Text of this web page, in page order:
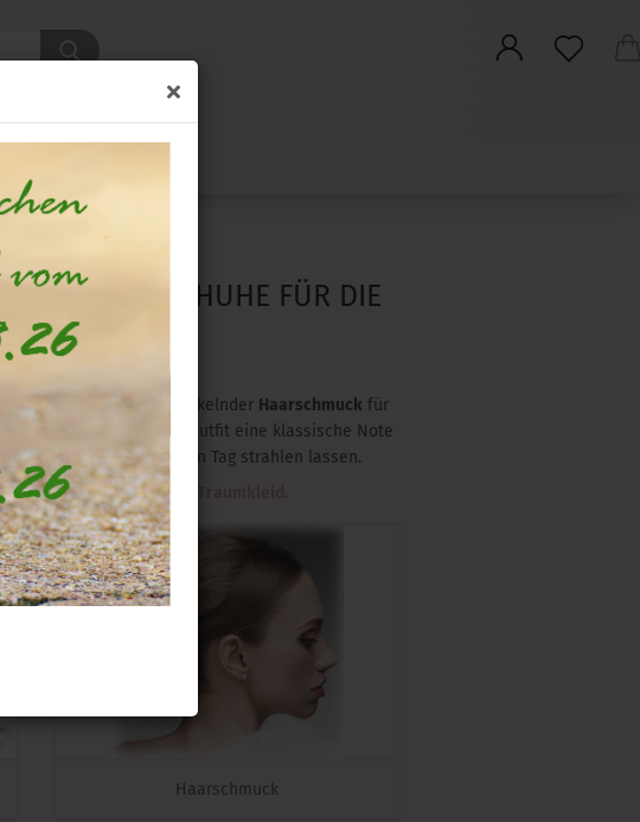
Suche...
& HANDSCHUHE FÜR DIE
Accessoires. Ob funkelnder Haarschmuck für
, die deinem Outfit eine klassische Note
dich an deinem großen Tag strahlen lassen.
Begleiter für dein Traumkleid.
Haarschmuck